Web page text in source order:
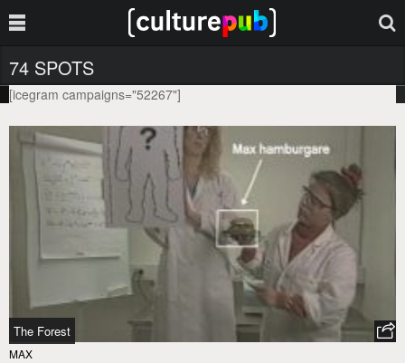
74 SPOTS
[icegram campaigns="52267"]
The Forest
MAX